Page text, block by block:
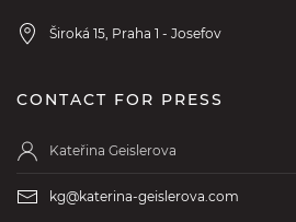
Široká 15, Praha 1 - Josefov
CONTACT FOR PRESS
Kateřina Geislerova
kg@katerina-geislerova.com